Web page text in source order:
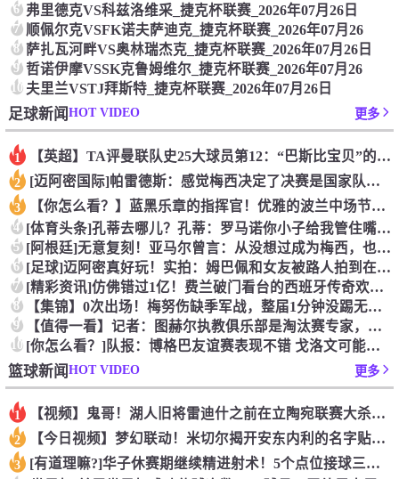
6 弗里德克VS科兹洛维采_捷克杯联赛_2026年07月26日
7 顺佩尔克VSFK诺夫萨迪克_捷克杯联赛_2026年07月26
8 萨扎瓦河畔VS奥林瑞杰克_捷克杯联赛_2026年07月26日
9 哲诺伊摩VSSK克鲁姆维尔_捷克杯联赛_2026年07月26
10 夫里兰VSTJ拜斯特_捷克杯联赛_2026年07月26日
足球新闻HOT VIDEO 更多
1 【英超】TA评曼联队史25大球员第12：“巴斯比宝贝”的绝佳
2 [迈阿密国际]帕雷德斯：感觉梅西决定了决赛是国家队最后一战，
3 【你怎么看？】蓝黑乐章的指挥官！优雅的波兰中场节拍器！
4 [体育头条]孔蒂去哪儿？孔蒂：罗马诺你小子给我管住嘴哈！
5 [阿根廷]无意复刻！亚马尔曾言：从没想过成为梅西，也不会穿他
6 [足球]迈阿密真好玩！实拍：姆巴佩和女友被路人拍到在夜店狂欢
7 [精彩资讯]仿佛错过1亿！费兰破门看台的西班牙传奇欢呼，拉莫
8 【集锦】0次出场！梅努伤缺季军战，整届1分钟没踢无缘世界杯首
9 【值得一看】记者：图赫尔执教俱乐部是淘汰赛专家，但在真正压力
10 [你怎么看？]队报：博格巴友谊赛表现不错 戈洛文可能加盟沙特
篮球新闻HOT VIDEO 更多
1 【视频】鬼哥！湖人旧将雷迪什之前在立陶宛联赛大杀四方
2 【今日视频】梦幻联动！米切尔揭开安东内利的名字贴纸！
3 [有道理嘛?]华子休赛期继续精进射术！5个点位接球三分全部命